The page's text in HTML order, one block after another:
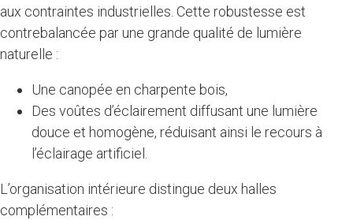
aux contraintes industrielles. Cette robustesse est
contrebalancée par une grande qualité de lumière
naturelle :
Une canopée en charpente bois,
Des voûtes d’éclairement diffusant une lumière
douce et homogène, réduisant ainsi le recours à
l’éclairage artificiel.
L’organisation intérieure distingue deux halles
complémentaires :